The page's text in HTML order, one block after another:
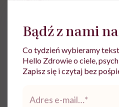
Magdalena
i ekspertka ds.
Bądź z nami
Co tydzień wybieramy
Hello Zdrowie o ciele,
Zapisz się i czytaj bez